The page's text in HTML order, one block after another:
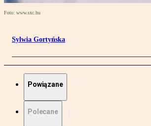
Foto: www.sxc.hu
Sylwia Gortyńska
Powiązane
Polecane